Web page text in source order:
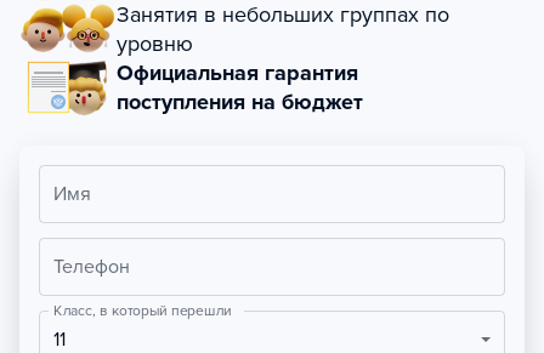
Занятия в небольших группах по
уровню
Официальная гарантия
поступления на бюджет
Имя
Телефон
Класс, в который перешли
11